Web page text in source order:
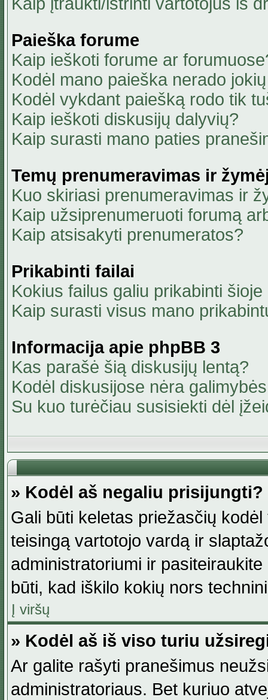
Paieška forume
Kaip ieškoti forume ar
Kodėl mano paieška nerado
Kodėl vykdant paiešką rodo tik
Kaip ieškoti diskusijų dalyvių?
Kaip surasti mano paties
Temų prenumeravimas ir
Kuo skiriasi prenumeravimas ir
Kaip užsiprenumeruoti forumą
Kaip atsisakyti prenumeratos?
Prikabinti failai
Kokius failus galiu prikabinti
Kaip surasti visus mano
Informacija apie phpBB 3
Kas parašė šią diskusijų lentą?
Kodėl diskusijose nėra
Su kuo turėčiau susisiekti dėl
» Kodėl aš negaliu prisijungti?
Gali būti keletas priežasčių
teisingą vartotojo vardą ir
administratoriumi ir
būti, kad iškilo kokių nors
Į viršų
» Kodėl aš iš viso turiu
Ar galite rašyti pranešimus
administratoriaus. Bet kuriuo